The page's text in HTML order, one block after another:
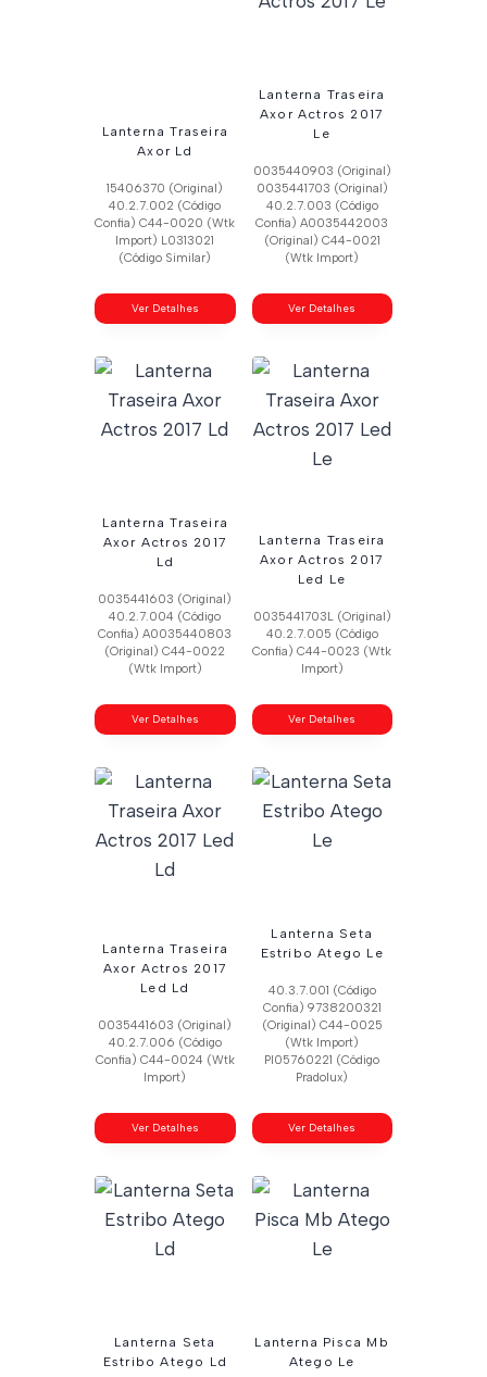
Lanterna Traseira
Axor Ld
15406370 (Original)
40.2.7.002 (Código
Confia) C44-0020 (Wtk
Import) L0313021
(Código Similar)
Ver Detalhes
Lanterna Traseira
Axor Actros 2017
Le
0035440903 (Original)
0035441703 (Original)
40.2.7.003 (Código
Confia) A0035442003
(Original) C44-0021
(Wtk Import)
Ver Detalhes
Lanterna Traseira
Axor Actros 2017
Ld
0035441603 (Original)
40.2.7.004 (Código
Confia) A0035440803
(Original) C44-0022
(Wtk Import)
Ver Detalhes
Lanterna Traseira
Axor Actros 2017
Led Le
0035441703L (Original)
40.2.7.005 (Código
Confia) C44-0023 (Wtk
Import)
Ver Detalhes
Lanterna Traseira
Axor Actros 2017
Led Ld
0035441603 (Original)
40.2.7.006 (Código
Confia) C44-0024 (Wtk
Import)
Ver Detalhes
Lanterna Seta
Estribo Atego Le
40.3.7.001 (Código
Confia) 9738200321
(Original) C44-0025
(Wtk Import)
Pl05760221 (Código
Pradolux)
Ver Detalhes
Lanterna Seta
Estribo Atego Ld
Lanterna Pisca Mb
Atego Le